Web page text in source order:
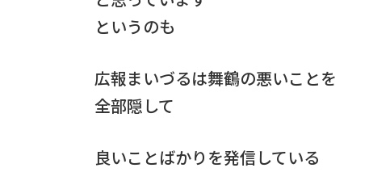
というのも
広報まいづるは舞鶴の悪いことを
全部隠して
良いことばかりを発信している